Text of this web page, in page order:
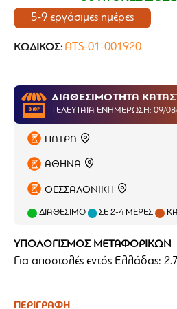
5-9 εργάσιμες ημέρες
ΚΩΔΙΚΌΣ: ATS-01-001920
ΔΙΑΘΕΣΙΜΟΤΗΤΑ
ΤΕΛΕΥΤΑΊΑ ΕΝΗΜΈΡΩΣΗ: 09/
ΠΑΤΡΑ
ΑΘΗΝΑ
ΘΕΣΣΑΛΟΝΙΚΗ
ΔΙΑΘΈΣΙΜΟ ΣΕ 2-4 ΜΈΡΕΣ
ΥΠΟΛΟΓΙΣΜΟΣ ΜΕΤΑΦΟΡΙΚΩΝ
Για αποστολές εντός Ελλάδας:
ΠΕΡΙΓΡΑΦΉ